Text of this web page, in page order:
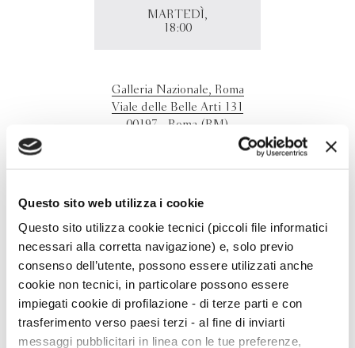
Questo sito web utilizza i cookie
Questo sito utilizza cookie tecnici (piccoli file informatici
necessari alla corretta navigazione) e, solo previo
consenso dell’utente, possono essere utilizzati anche
cookie non tecnici, in particolare possono essere
impiegati cookie di profilazione - di terze parti e con
trasferimento verso paesi terzi - al fine di inviarti
messaggi pubblicitari in linea con le tue preferenze,
MARTEDÌ,
18:00
Galleria Nazionale, Roma
Viale delle Belle Arti 131
00197 - Roma (RM)
Irene Vallejo presenta a Roma "Il mio arco riposa muto"